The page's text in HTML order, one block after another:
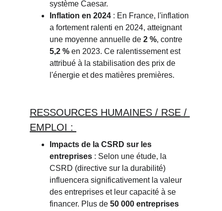
système Caesar.
Inflation en 2024 : En France, l'inflation
a fortement ralenti en 2024, atteignant
une moyenne annuelle de 2 %, contre
5,2 % en 2023. Ce ralentissement est
attribué à la stabilisation des prix de
l'énergie et des matières premières.
RESSOURCES HUMAINES / RSE /
EMPLOI :
Impacts de la CSRD sur les
entreprises : Selon une étude, la
CSRD (directive sur la durabilité)
influencera significativement la valeur
des entreprises et leur capacité à se
financer. Plus de 50 000 entreprises